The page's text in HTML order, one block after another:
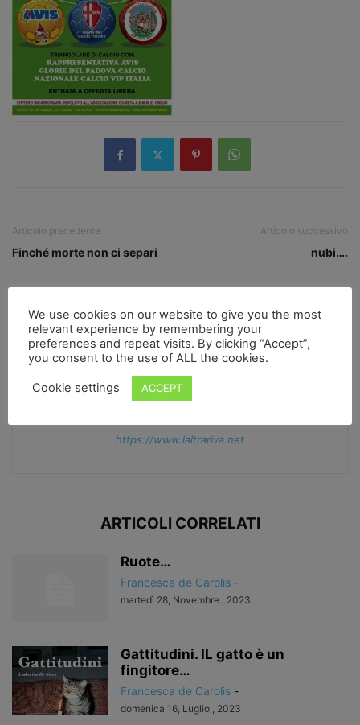
Articolo precedente
Finché morte non ci separi
Articolo successivo
nubi….
https://www.laltrariva.net
ARTICOLI CORRELATI
Ruote…
Francesca de Carolis -
martedì 28, Novembre , 2023
Gattitudini. IL gatto è un
fingitore…
Francesca de Carolis -
domenica 16, Luglio , 2023
We use cookies on our website to give you the most
relevant experience by remembering your
preferences and repeat visits. By clicking “Accept”,
you consent to the use of ALL the cookies.
Cookie settings ACCEPT